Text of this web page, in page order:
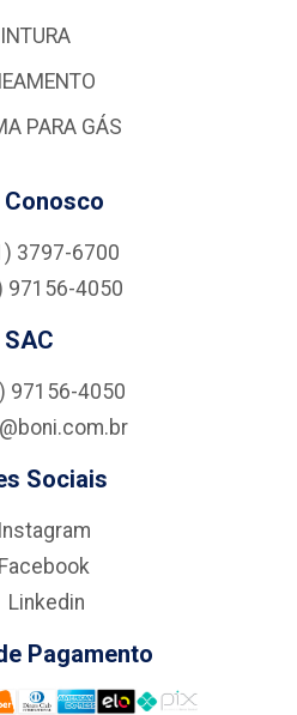
PARA GÁS
Conosco
3797-6700
97156-4050
SAC
97156-4050
Sociais
Instagram
Facebook
Linkedin
Pagamento